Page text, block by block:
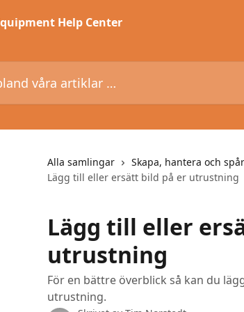
artiklar …
Alla samlingar
Skapa, hantera och
Lägg till eller ersätt bild på er utrustning
Lägg till eller
utrustning
För en bättre överblick så kan du
utrustning.